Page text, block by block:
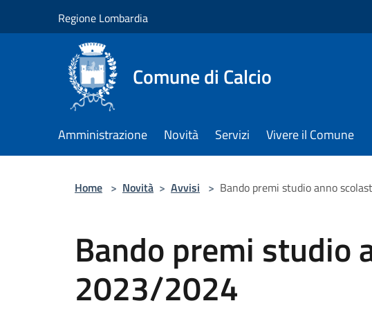
Regione Lombardia
Comune di Calcio
Amministrazione Novità Servizi Vivere il Comune
Home > Novità > Avvisi > Bando premi studio anno
Bando premi studio
2023/2024